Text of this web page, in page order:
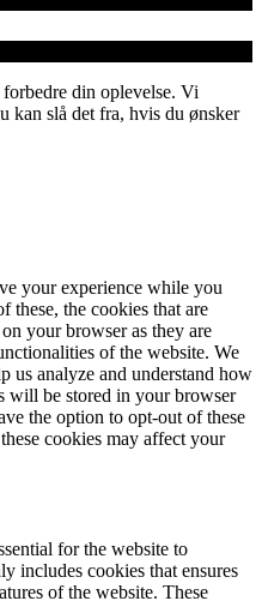
din oplevelse. Vi
kan slå det fra, hvis du ønsker
your experience while you
these, the cookies that are
your browser as they are
of the website. We
us analyze and understand how
will be stored in your browser
the option to opt-out of these
cookies may affect your
for the website to
includes cookies that ensures
of the website. These